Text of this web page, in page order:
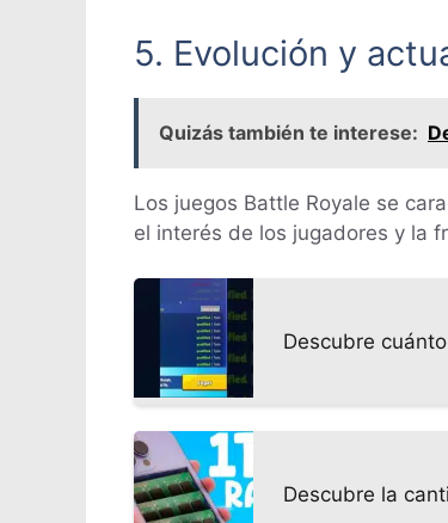
5. Evolución y
Quizás también te interese:
Los juegos Battle Royale se
el interés de los jugadores y la
Descubre
Descubre la